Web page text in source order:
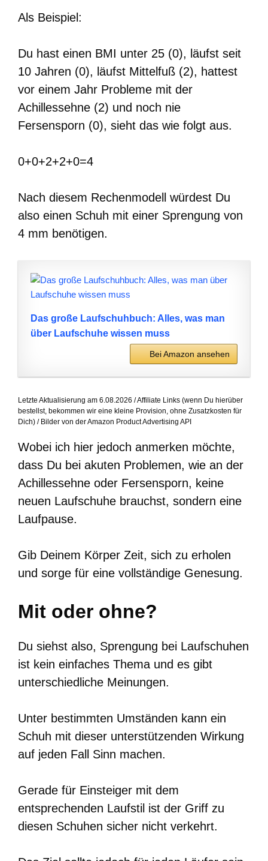
Als Beispiel:
Du hast einen BMI unter 25 (0), läufst seit
10 Jahren (0), läufst Mittelfuß (2), hattest
vor einem Jahr Probleme mit der
Achillessehne (2) und noch nie
Fersensporn (0), sieht das wie folgt aus.
0+0+2+2+0=4
Nach diesem Rechenmodell würdest Du
also einen Schuh mit einer Sprengung von
4 mm benötigen.
Das große Laufschuhbuch: Alles, was man
über Laufschuhe wissen muss
Bei Amazon ansehen
Letzte Aktualisierung am 6.08.2026 / Affiliate Links (wenn Du hierüber
bestellst, bekommen wir eine kleine Provision, ohne Zusatzkosten für
Dich) / Bilder von der Amazon Product Advertising API
Wobei ich hier jedoch anmerken möchte,
dass Du bei akuten Problemen, wie an der
Achillessehne oder Fersensporn, keine
neuen Laufschuhe brauchst, sondern eine
Laufpause.
Gib Deinem Körper Zeit, sich zu erholen
und sorge für eine vollständige Genesung.
Mit oder ohne?
Du siehst also, Sprengung bei Laufschuhen
ist kein einfaches Thema und es gibt
unterschiedliche Meinungen.
Unter bestimmten Umständen kann ein
Schuh mit dieser unterstützenden Wirkung
auf jeden Fall Sinn machen.
Gerade für Einsteiger mit dem
entsprechenden Laufstil ist der Griff zu
diesen Schuhen sicher nicht verkehrt.